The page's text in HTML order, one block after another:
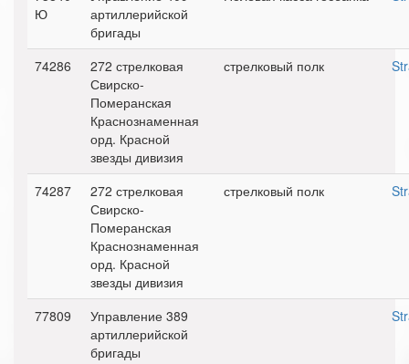
Ю
артиллерийской
бригады
74286
272 стрелковая
Свирско-
Померанская
Краснознаменная
орд. Красной
звезды дивизия
стрелковый полк
74287
272 стрелковая
Свирско-
Померанская
Краснознаменная
орд. Красной
звезды дивизия
стрелковый полк
77809
Управление 389
артиллерийской
бригады